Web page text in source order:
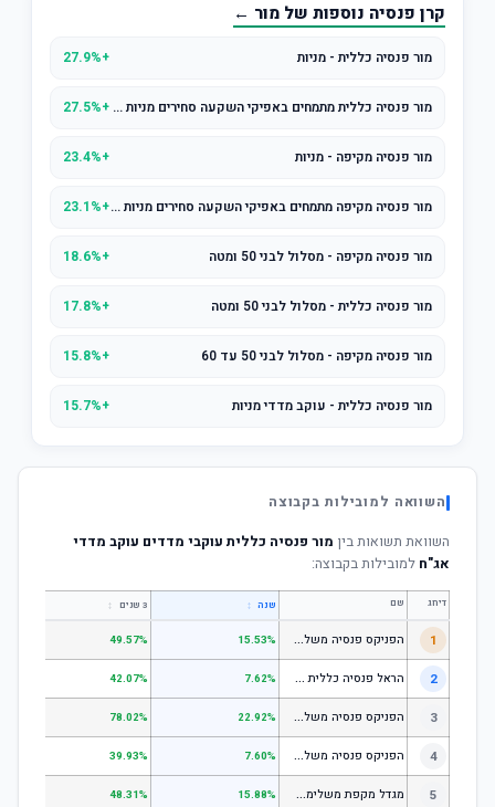
קרן פנסיה נוספות של מור ←
מור פנסיה כללית - מניות +27.9%
מור פנסיה כללית מתמחים באפיקי השקעה סחירים מניות סחיר +27.5%
מור פנסיה מקיפה - מניות +23.4%
מור פנסיה מקיפה מתמחים באפיקי השקעה סחירים מניות סחיר+23.1%
מור פנסיה מקיפה - מסלול לבני 50 ומטה +18.6%
מור פנסיה כללית - מסלול לבני 50 ומטה +17.8%
מור פנסיה מקיפה - מסלול לבני 50 עד 60 +15.8%
מור פנסיה כללית - עוקב מדדי מניות +15.7%
השוואה למובילות בקבוצה
השוואת תשואות בין מור פנסיה כללית עוקבי מדדים עוקב מדדי
אג"ח למובילות בקבוצה:
דירוג שם שנה ↕ 3 שנים ↕
1 ה
פניקס פנסיה משלימה - מסלול לבני 50 ומטה 15.53%
49.57%
2 ה
ראל פנסיה כללית עוקב מדד s1;p 7.62%
42.07%
3 ה
פניקס פנסיה משלימה - מניות 22.92%
78.02%
4 ה
פניקס פנסיה משלימה עוקב מדד S1;P500 7.60%
39.93%
5 מ
גדל מקפת משלימה לבני 50 ומטה 15.88%
48.31%